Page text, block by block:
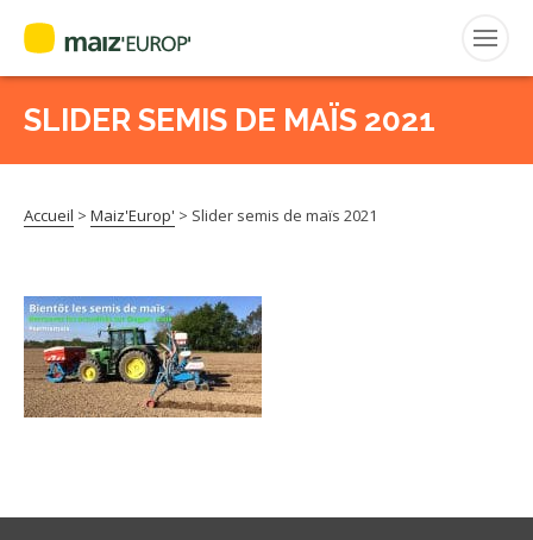
Rechercher
:
MAIZ’EUROP’
CERTIFICATION CE2+
AGPM MAÏS DOUX
SLIDER SEMIS DE MAÏS 2021
Accueil > Maiz'Europ' > Slider semis de maïs 2021